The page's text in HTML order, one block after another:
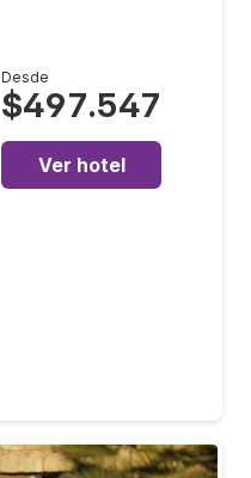
Desde
$497.547
Ver hotel